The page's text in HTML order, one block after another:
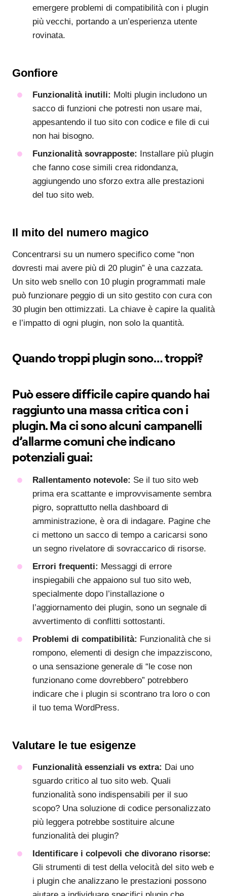
emergere problemi di compatibilità con i plugin
più vecchi, portando a un’esperienza utente
rovinata.
Gonfiore
Funzionalità inutili: Molti plugin includono un
sacco di funzioni che potresti non usare mai,
appesantendo il tuo sito con codice e file di cui
non hai bisogno.
Funzionalità sovrapposte: Installare più plugin
che fanno cose simili crea ridondanza,
aggiungendo uno sforzo extra alle prestazioni
del tuo sito web.
Il mito del numero magico
Concentrarsi su un numero specifico come “non
dovresti mai avere più di 20 plugin” è una cazzata.
Un sito web snello con 10 plugin programmati male
può funzionare peggio di un sito gestito con cura con
30 plugin ben ottimizzati. La chiave è capire la qualità
e l’impatto di ogni plugin, non solo la quantità.
Quando troppi plugin sono… troppi?
Può essere difficile capire quando hai
raggiunto una massa critica con i
plugin. Ma ci sono alcuni campanelli
d’allarme comuni che indicano
potenziali guai:
Rallentamento notevole: Se il tuo sito web
prima era scattante e improvvisamente sembra
pigro, soprattutto nella dashboard di
amministrazione, è ora di indagare. Pagine che
ci mettono un sacco di tempo a caricarsi sono
un segno rivelatore di sovraccarico di risorse.
Errori frequenti: Messaggi di errore
inspiegabili che appaiono sul tuo sito web,
specialmente dopo l’installazione o
l’aggiornamento dei plugin, sono un segnale di
avvertimento di conflitti sottostanti.
Problemi di compatibilità: Funzionalità che si
rompono, elementi di design che impazziscono,
o una sensazione generale di “le cose non
funzionano come dovrebbero” potrebbero
indicare che i plugin si scontrano tra loro o con
il tuo tema WordPress.
Valutare le tue esigenze
Funzionalità essenziali vs extra: Dai uno
sguardo critico al tuo sito web. Quali
funzionalità sono indispensabili per il suo
scopo? Una soluzione di codice personalizzato
più leggera potrebbe sostituire alcune
funzionalità dei plugin?
Identificare i colpevoli che divorano risorse:
Gli strumenti di test della velocità del sito web e
i plugin che analizzano le prestazioni possono